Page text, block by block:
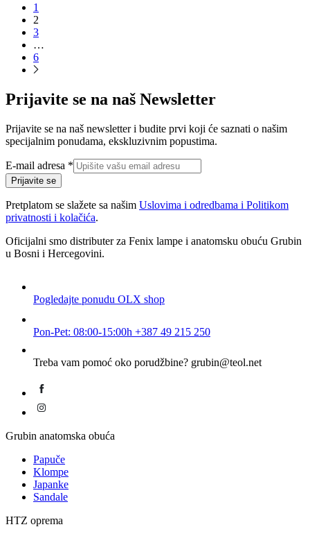
1
2
3
…
6
Prijavite se na naš Newsletter
Prijavite se na naš newsletter i budite prvi koji će saznati o našim
specijalnim ponudama, ekskluzivnim popustima.
E-
mail
adresa
E-mail adresa *
Prijavite se
Pretplatom se slažete sa našim Uslovima i odredbama i Politikom
privatnosti i kolačića.
Oficijalni smo distributer za Fenix lampe i anatomsku obuću Grubin
u Bosni i Hercegovini.
Pogledajte ponudu OLX shop
Pon-Pet: 08:00-15:00h +387 49 215 250
Treba vam pomoć oko porudžbine? grubin@teol.net
Grubin anatomska obuća
Papuče
Klompe
Japanke
Sandale
HTZ oprema